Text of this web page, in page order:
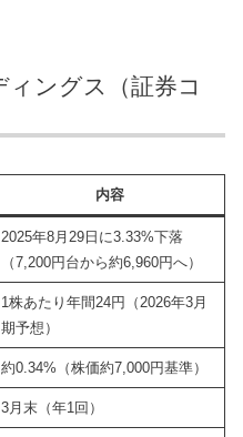
ングス（証券コ
内容
2025年8月29日に3.33%下落
（7,200円台から約6,960円へ）
1株あたり年間24円（2026年3月
期予想）
約0.34%（株価約7,000円基準）
3月末（年1回）